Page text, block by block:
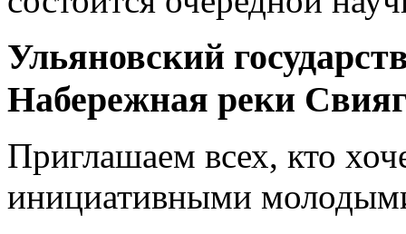
Ульяновский
Набережная реки
Приглашаем всех, кто
инициативными